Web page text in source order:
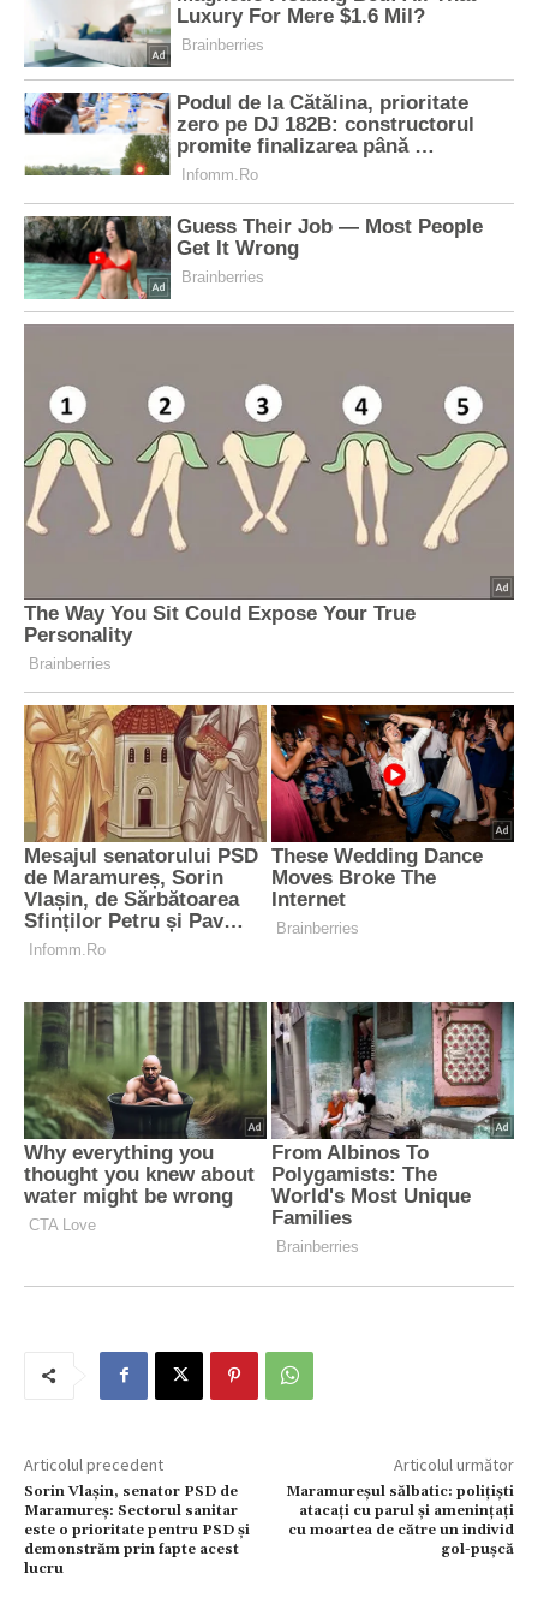
Articolul precedent
Sorin Vlașin, senator PSD de
Maramureș: Sectorul sanitar
este o prioritate pentru PSD și
demonstrăm prin fapte acest
lucru
Articolul următor
Maramureșul sălbatic: polițiști
atacați cu parul și amenințați
cu moartea de către un individ
gol-pușcă